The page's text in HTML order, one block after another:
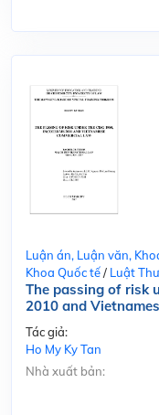
Luận án, Luận văn,
Khoa Quốc tế/ Luật
The passing of risk
2010 and
Tác giả:
Ho My Ky Tan
Nhà xuất bản: